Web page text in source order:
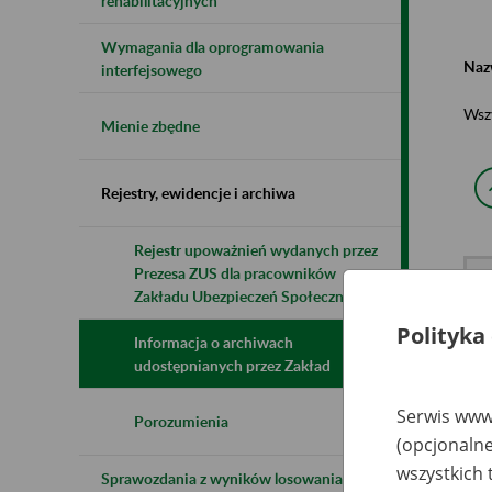
Wymagania dla oprogramowania
interfejsowego
Mienie zbędne
Rejestry, ewidencje i archiwa
Rejestr upoważnień wydanych przez
Prezesa ZUS dla pracowników
Zakładu Ubezpieczeń Społecznych
Informacja o archiwach
udostępnianych przez Zakład
Porozumienia
Sprawozdania z wyników losowania do
Polityka
Serwis
wszystkich